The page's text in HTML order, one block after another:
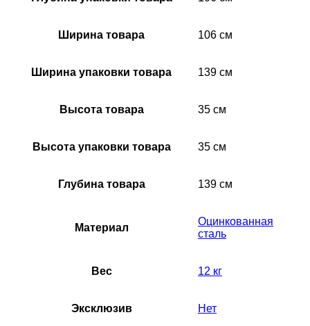
Ширина товара 106 см
Ширина упаковки товара 139 см
Высота товара 35 см
Высота упаковки товара 35 см
Глубина товара 139 см
Материал
Оцинкованная
сталь
Вес 12 кг
Эксклюзив Нет